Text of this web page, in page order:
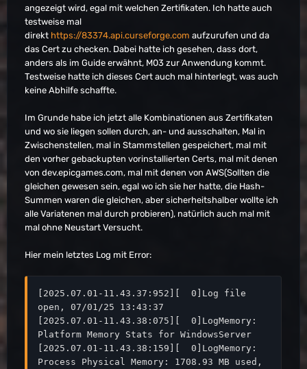
angezeigt wird, egal mit welchen Zertifikaten. Ich hatte auch
testweise mal
direkt https://83374.api.curseforge.com aufzurufen und da
das Cert zu checken. Dabei hatte ich gesehen, dass dort,
anders als im Guide erwähnt, M03 zur Anwendung kommt.
Testweise hatte ich dieses Cert auch mal hinterlegt, was auch
keine Abhilfe schaffte.
Im Grunde habe ich jetzt alle Kombinationen aus Zertifikaten
und wo sie liegen sollen durch, an- und ausschalten, Mal in
Zwischenstellen, mal in Stammstellen gespeichert, mal mit
den vorher gebackupten vorinstallierten Certs, mal mit denen
von dev.epicgames.com, mal mit denen von AWS(Sollten die
gleichen gewesen sein, egal wo ich sie her hatte, die Hash-
Summen waren die gleichen, aber sicherheitshalber wollte ich
alle Variatenen mal durch probieren), natürlich auch mal mit
mal ohne Neustart Versucht.
Hier mein letztes Log mit Error:
[2025.07.01-11.43.37:952][  0]Log file
open, 07/01/25 13:43:37
[2025.07.01-11.43.38:075][  0]LogMemory:
Platform Memory Stats for WindowsServer
[2025.07.01-11.43.38:159][  0]LogMemory:
Process Physical Memory: 1708.93 MB used,